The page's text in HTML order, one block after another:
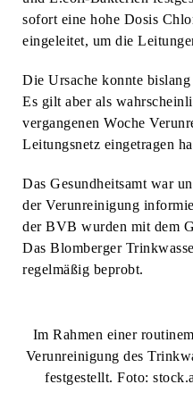
sofort eine hohe Dosis
eingeleitet, um die
Die Ursache konnte
Es gilt aber als
vergangenen Woche
Leitungsnetz eingetragen
Das Gesundheitsamt war
der Verunreinigung
der BVB wurden mit dem
Das Blomberger
regelmäßig beprobt.
Im Rahmen einer
Verunreinigung des
festgestellt. Foto: